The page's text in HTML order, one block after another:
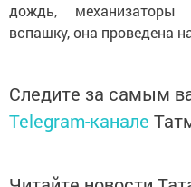
дождь,
вспашку, она проведена
Следите за самым
Telegram-канале